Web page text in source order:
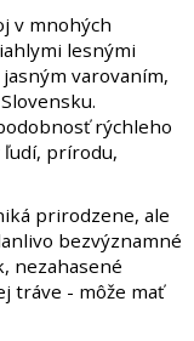
v mnohých
lesnými
varovaním,
rýchleho
prírodu,
prirodzene, ale
bezvýznamné
nezahasené
tráve - môže mať